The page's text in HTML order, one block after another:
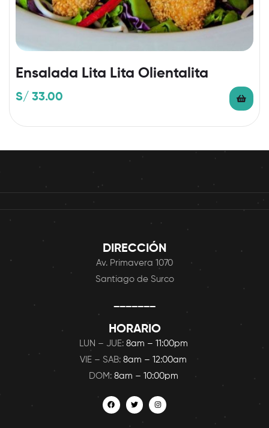
Ensalada Lita Lita Olientalita
S/ 33.00
DIRECCIÓN
Av. Primavera 1070
Santiago de Surco
HORARIO
LUN – JUE: 8am – 11:00pm
VIE – SAB: 8am – 12:00am
DOM: 8am – 10:00pm